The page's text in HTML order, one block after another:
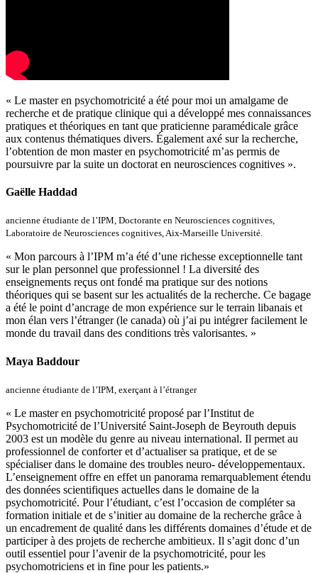
« Le master en psychomotricité a été pour moi un amalgame de
recherche et de pratique clinique qui a développé mes connaissances
pratiques et théoriques en tant que praticienne paramédicale grâce
aux contenus thématiques divers. Également axé sur la recherche,
l’obtention de mon master en psychomotricité m’as permis de
poursuivre par la suite un doctorat en neurosciences cognitives ».
Gaëlle Haddad
ancienne étudiante de l’IPM, Doctorante en Neurosciences cognitives,
Laboratoire de Neurosciences cognitives, Aix-Marseille Université.
« Mon parcours à l’IPM m’a été d’une richesse exceptionnelle tant
sur le plan personnel que professionnel ! La diversité des
enseignements reçus ont fondé ma pratique sur des notions
théoriques qui se basent sur les actualités de la recherche. Ce bagage
a été le point d’ancrage de mon expérience sur le terrain libanais et
mon élan vers l’étranger (le canada) où j’ai pu intégrer facilement le
monde du travail dans des conditions très valorisantes. »
Maya Baddour
ancienne étudiante de l’IPM, exerçant à l’étranger
« Le master en psychomotricité proposé par l’Institut de
Psychomotricité de l’Université Saint-Joseph de Beyrouth depuis
2003 est un modèle du genre au niveau international. Il permet au
professionnel de conforter et d’actualiser sa pratique, et de se
spécialiser dans le domaine des troubles neuro- développementaux.
L’enseignement offre en effet un panorama remarquablement étendu
des données scientifiques actuelles dans le domaine de la
psychomotricité. Pour l’étudiant, c’est l’occasion de compléter sa
formation initiale et de s’initier au domaine de la recherche grâce à
un encadrement de qualité dans les différents domaines d’étude et de
participer à des projets de recherche ambitieux. Il s’agit donc d’un
outil essentiel pour l’avenir de la psychomotricité, pour les
psychomotriciens et in fine pour les patients.»